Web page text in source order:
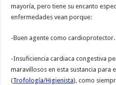
mayoría, pero tiene su encanto
enfermedades vean porque:
-Buen agente como cardioprotector.
-Insuficiencia cardiaca congestiva
maravillosos en esta sustancia para
(Trofología/Higienista), como